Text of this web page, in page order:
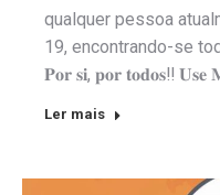
qualquer pessoa
19, encontrando-se
𝐏𝐨𝐫 𝐬𝐢, 𝐩𝐨𝐫 𝐭𝐨𝐝𝐨𝐬‼️ 𝐔𝐬𝐞
Ler mais